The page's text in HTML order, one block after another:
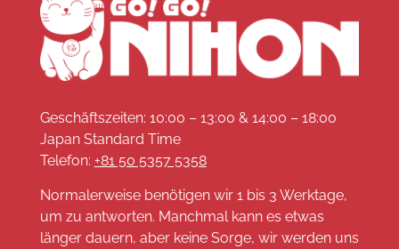
Geschäftszeiten: 10:00 – 13:00 & 14:00 – 18:00
Japan Standard Time
Telefon: +81 50 5357 5358
Normalerweise benötigen wir 1 bis 3 Werktage,
um zu antworten. Manchmal kann es etwas
länger dauern, aber keine Sorge, wir werden uns